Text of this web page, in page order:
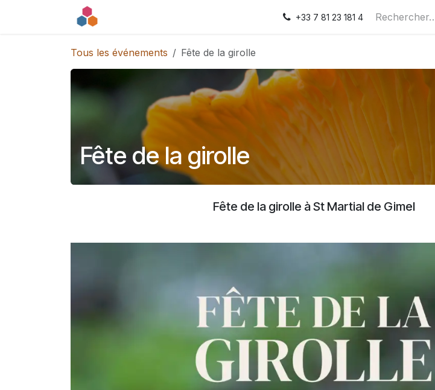
Se rendre au contenu
Contactez-nous
+33 7 81 23 181 4
Tous les événements Fête de la girolle
Fête de la girolle
Fête de la girolle à St Martial de Gimel